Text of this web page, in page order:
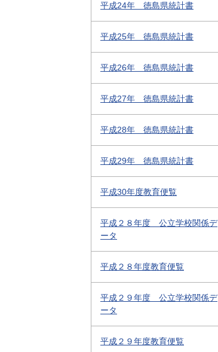
平成24年 徳島県統計書
平成25年 徳島県統計書
平成26年 徳島県統計書
平成27年 徳島県統計書
平成28年 徳島県統計書
平成29年 徳島県統計書
平成30年度教育便覧
平成２８年度 公立学校関係デ
ータ
平成２８年度教育便覧
平成２９年度 公立学校関係デ
ータ
平成２９年度教育便覧